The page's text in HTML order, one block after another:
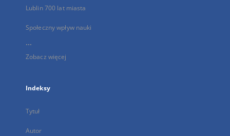
Lublin 700 lat miasta
Społeczny wpływ nauki
...
Zobacz więcej
Indeksy
Tytuł
Autor